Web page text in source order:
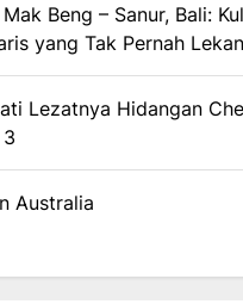
Beng – Sanur, Bali:
yang Tak Pernah
Lezatnya Hidangan
Australia